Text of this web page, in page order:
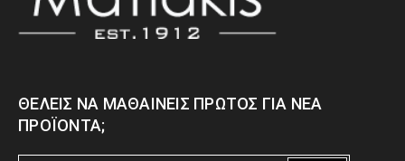
ΘΈΛΕΙΣ ΝΑ ΜΑΘΑΊΝΕΙΣ ΠΡΏΤΟΣ ΓΙΑ ΝΈΑ
ΠΡΟΪΌΝΤΑ;